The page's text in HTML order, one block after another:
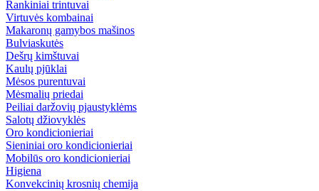
Rankiniai trintuvai
Virtuvės kombainai
Makaronų gamybos mašinos
Bulviaskutės
Dešrų kimštuvai
Kaulų pjūklai
Mėsos purentuvai
Mėsmalių priedai
Peiliai daržovių pjaustyklėms
Salotų džiovyklės
Oro kondicionieriai
Sieniniai oro kondicionieriai
Mobilūs oro kondicionieriai
Higiena
Konvekcinių krosnių chemija